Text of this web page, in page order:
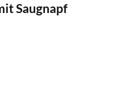
Saugnapf